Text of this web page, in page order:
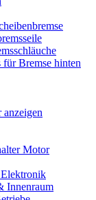
Bremse hinten
Motor
Innenraum